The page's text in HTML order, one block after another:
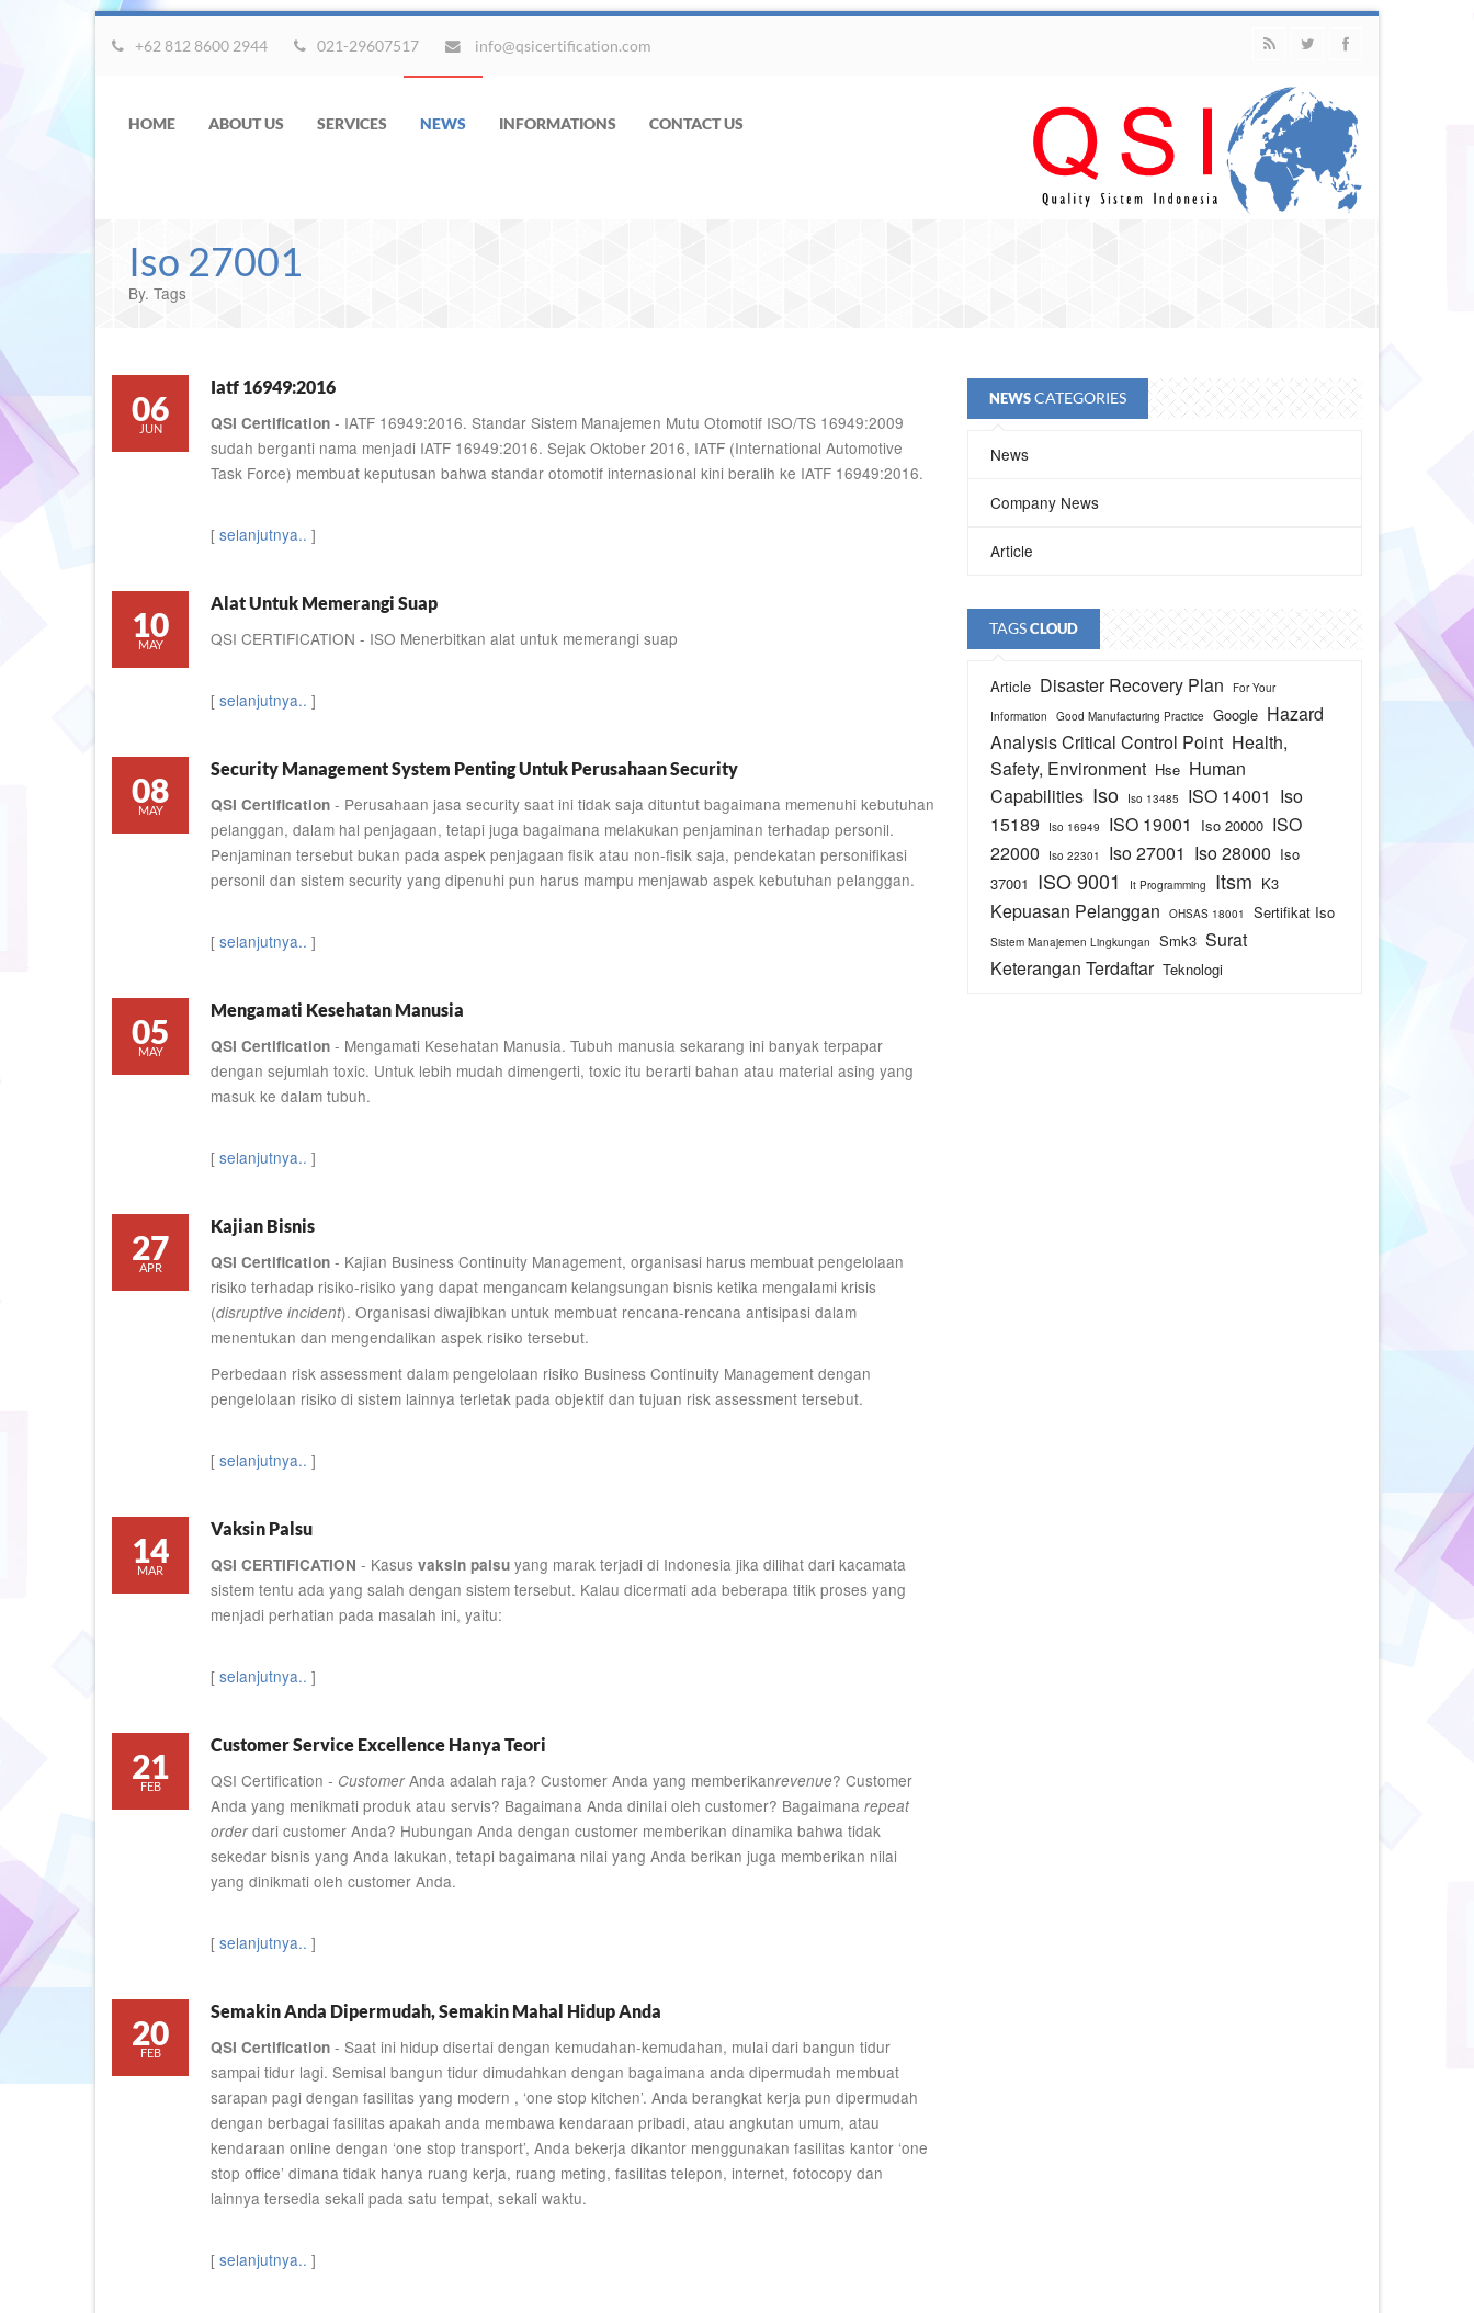
+62 812 8600 2944 021-29607517 info@qsicertification.com
HOME ABOUT US SERVICES NEWS INFORMATIONS CONTACT US
Iso 27001
By. Tags
06
JUN
Iatf 16949:2016
QSI Certification - IATF 16949:2016. Standar Sistem Manajemen Mutu Otomotif ISO/TS 16949:2009
sudah berganti nama menjadi IATF 16949:2016. Sejak Oktober 2016, IATF (International Automotive
Task Force) membuat keputusan bahwa standar otomotif internasional kini beralih ke IATF 16949:2016.
[ selanjutnya.. ]
10
MAY
Alat Untuk Memerangi Suap
QSI CERTIFICATION - ISO Menerbitkan alat untuk memerangi suap
[ selanjutnya.. ]
08
MAY
Security Management System Penting Untuk Perusahaan Security
QSI Certification - Perusahaan jasa security saat ini tidak saja dituntut bagaimana memenuhi kebutuhan
pelanggan, dalam hal penjagaan, tetapi juga bagaimana melakukan penjaminan terhadap personil.
Penjaminan tersebut bukan pada aspek penjagaan fisik atau non-fisik saja, pendekatan personifikasi
personil dan sistem security yang dipenuhi pun harus mampu menjawab aspek kebutuhan pelanggan.
[ selanjutnya.. ]
05
MAY
Mengamati Kesehatan Manusia
QSI Certification - Mengamati Kesehatan Manusia. Tubuh manusia sekarang ini banyak terpapar
dengan sejumlah toxic. Untuk lebih mudah dimengerti, toxic itu berarti bahan atau material asing yang
masuk ke dalam tubuh.
[ selanjutnya.. ]
27
APR
Kajian Bisnis
QSI Certification - Kajian Business Continuity Management, organisasi harus membuat pengelolaan
risiko terhadap risiko-risiko yang dapat mengancam kelangsungan bisnis ketika mengalami krisis
(disruptive incident). Organisasi diwajibkan untuk membuat rencana-rencana antisipasi dalam
menentukan dan mengendalikan aspek risiko tersebut.
Perbedaan risk assessment dalam pengelolaan risiko Business Continuity Management dengan
pengelolaan risiko di sistem lainnya terletak pada objektif dan tujuan risk assessment tersebut.
[ selanjutnya.. ]
14
MAR
Vaksin Palsu
QSI CERTIFICATION - Kasus vaksin palsu yang marak terjadi di Indonesia jika dilihat dari kacamata
sistem tentu ada yang salah dengan sistem tersebut. Kalau dicermati ada beberapa titik proses yang
menjadi perhatian pada masalah ini, yaitu:
[ selanjutnya.. ]
21
FEB
Customer Service Excellence Hanya Teori
QSI Certification - Customer Anda adalah raja? Customer Anda yang memberikanrevenue? Customer
Anda yang menikmati produk atau servis? Bagaimana Anda dinilai oleh customer? Bagaimana repeat
order dari customer Anda? Hubungan Anda dengan customer memberikan dinamika bahwa tidak
sekedar bisnis yang Anda lakukan, tetapi bagaimana nilai yang Anda berikan juga memberikan nilai
yang dinikmati oleh customer Anda.
[ selanjutnya.. ]
20
FEB
Semakin Anda Dipermudah, Semakin Mahal Hidup Anda
QSI Certification - Saat ini hidup disertai dengan kemudahan-kemudahan, mulai dari bangun tidur
sampai tidur lagi. Semisal bangun tidur dimudahkan dengan bagaimana anda dipermudah membuat
sarapan pagi dengan fasilitas yang modern , ‘one stop kitchen’. Anda berangkat kerja pun dipermudah
dengan berbagai fasilitas apakah anda membawa kendaraan pribadi, atau angkutan umum, atau
kendaraan online dengan ‘one stop transport’, Anda bekerja dikantor menggunakan fasilitas kantor ‘one
stop office’ dimana tidak hanya ruang kerja, ruang meting, fasilitas telepon, internet, fotocopy dan
lainnya tersedia sekali pada satu tempat, sekali waktu.
[ selanjutnya.. ]
NEWSCATEGORIES
News
Company News
Article
TAGSCLOUD
Article Disaster Recovery Plan
For Your
Information
Good Manufacturing Practice Google Hazard
Analysis Critical Control Point Health,
Safety, Environment Hse Human
Capabilities Iso Iso 13485 ISO 14001 Iso
15189
Iso 16949 ISO 19001 Iso 20000 ISO
22000
Iso 22301 Iso 27001 Iso 28000 Iso
37001 ISO 9001 It Programming Itsm K3
Kepuasan Pelanggan OHSAS 18001 Sertifikat Iso
Sistem Manajemen Lingkungan Smk3 Surat
Keterangan Terdaftar Teknologi